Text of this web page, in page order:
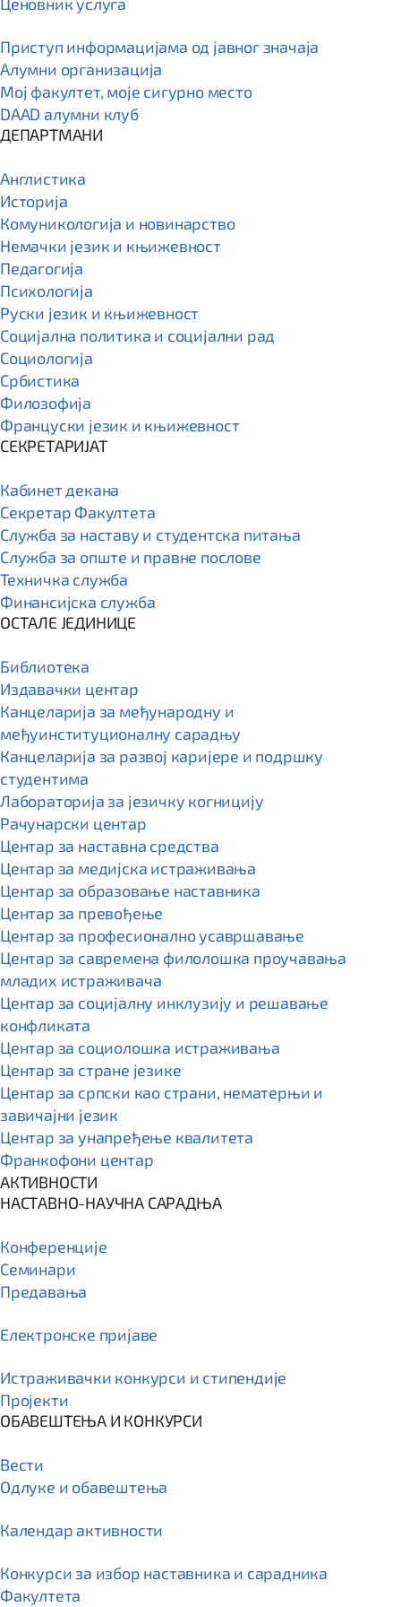
Приступ информацијама од јавног значаја
Алумни организација
Мој факултет, моје сигурно место
DAAD алумни клуб
ДЕПАРТМАНИ
Англистика
Историја
Комуникологија и новинарство
Немачки језик и књижевност
Педагогија
Психологија
Руски језик и књижевност
Социјална политика и социјални рад
Социологија
Србистика
Филозофија
Француски језик и књижевност
СЕКРЕТАРИЈАТ
Кабинет декана
Секретар Факултета
Служба за наставу и студентска питања
Служба за опште и правне послове
Техничка служба
Финансијска служба
ОСТАЛЕ ЈЕДИНИЦЕ
Библиотека
Издавачки центар
Канцеларија за међународну и
међуинституционалну сарадњу
Канцеларија за развој каријере и подршку
студентима
Лабораторија за језичку когницију
Рачунарски центар
Центар за наставна средства
Центар за медијска истраживања
Центар за образовање наставника
Центар за превођење
Центар за професионално усавршавање
Центар за савремена филолошка проучавања
младих истраживача
Центар за социјалну инклузију и решавање
конфликата
Центар за социолошка истраживања
Центар за стране језике
Центар за српски као страни, нематерњи и
завичајни језик
Центар за унапређење квалитета
Франкофони центар
АКТИВНОСТИ
НАСТАВНО-НАУЧНА САРАДЊА
Конференције
Семинари
Предавања
Електронске пријаве
Истраживачки конкурси и стипендије
Пројекти
ОБАВЕШТЕЊА И КОНКУРСИ
Вести
Одлуке и обавештења
Календар активности
Конкурси за избор наставника и сарадника
Факултета